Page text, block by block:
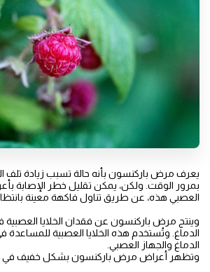
يعرف مرض باركنسون بأنه حالة تسبب زيادة تلف
بمرور الوقت. ولكن، يمكن تقليل خطر الإصابة
العصبي هذه، عن طريق تناول فاكهة معينة
وينتج مرض باركنسون عن فقدان الخلايا
الدماغ. وتُستخدم هذه الخلايا العصبية للمساعدة
الدماغ والجهاز العصبي.
وتظهر أعراض مرض باركنسون بشكل خفيف في